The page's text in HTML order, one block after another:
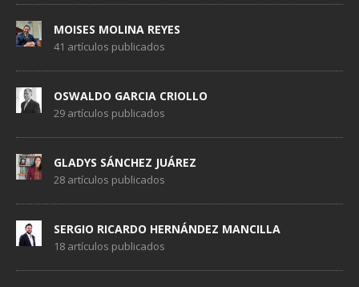
MOISES MOLINA REYES
41 artículos publicados
OSWALDO GARCIA CRIOLLO
29 artículos publicados
GLADYS SÁNCHEZ JUÁREZ
28 artículos publicados
SERGIO RICARDO HERNÁNDEZ MANCILLA
18 artículos publicados